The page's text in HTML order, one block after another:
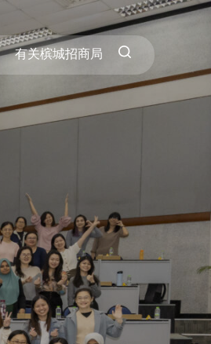
有关槟城招商局